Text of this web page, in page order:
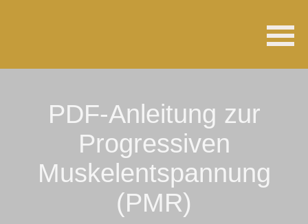
PDF-Anleitung zur
Progressiven
Muskelentspannung
(PMR)